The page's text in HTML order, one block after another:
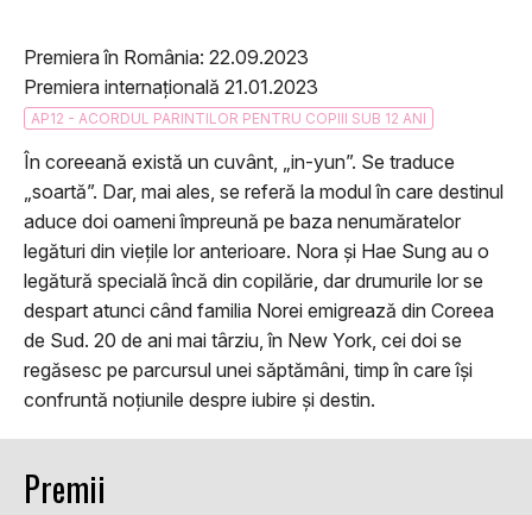
Premiera în România: 22.09.2023
Premiera internațională 21.01.2023
AP12 - ACORDUL PARINTILOR PENTRU COPIII SUB 12 ANI
În coreeană există un cuvânt, „in-yun”. Se traduce
„soartă”. Dar, mai ales, se referă la modul în care destinul
aduce doi oameni împreună pe baza nenumăratelor
legături din viețile lor anterioare. Nora și Hae Sung au o
legătură specială încă din copilărie, dar drumurile lor se
despart atunci când familia Norei emigrează din Coreea
de Sud. 20 de ani mai târziu, în New York, cei doi se
regăsesc pe parcursul unei săptămâni, timp în care își
confruntă noțiunile despre iubire și destin.
Premii